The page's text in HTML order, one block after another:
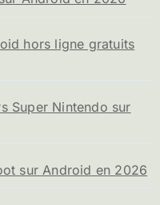
hors ligne gratuits
Super Nintendo sur
sur Android en 2026